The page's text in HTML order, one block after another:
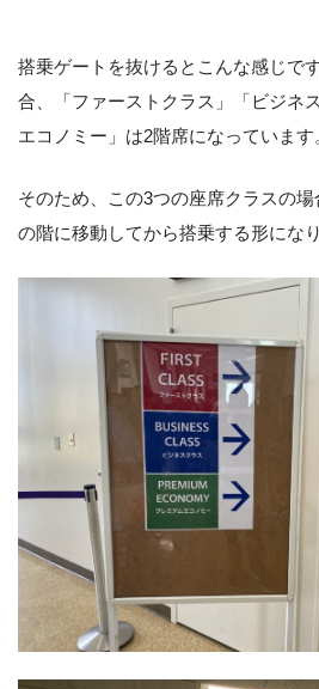
搭乗ゲートを抜けるとこんな感じで
合、「ファーストクラス」「ビジネ
エコノミー」は2階席になっています
そのため、この3つの座席クラスの
の階に移動してから搭乗する形になり